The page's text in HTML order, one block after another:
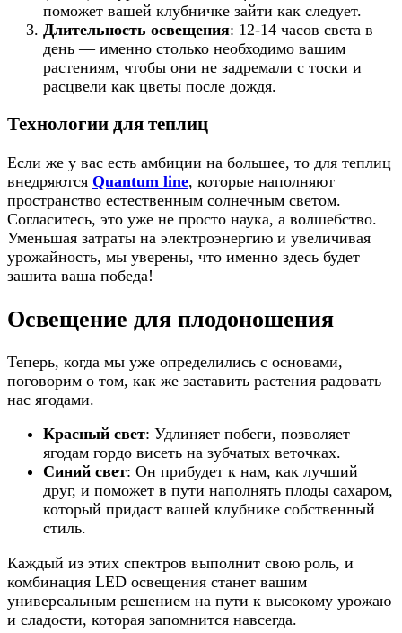
поможет вашей клубничке зайти как следует.
Длительность освещения: 12-14 часов света в
день — именно столько необходимо вашим
растениям, чтобы они не задремали с тоски и
расцвели как цветы после дождя.
Технологии для теплиц
Если же у вас есть амбиции на большее, то для теплиц
внедряются Quantum line, которые наполняют
пространство естественным солнечным светом.
Согласитесь, это уже не просто наука, а волшебство.
Уменьшая затраты на электроэнергию и увеличивая
урожайность, мы уверены, что именно здесь будет
зашита ваша победа!
Освещение для плодоношения
Теперь, когда мы уже определились с основами,
поговорим о том, как же заставить растения радовать
нас ягодами.
Красный свет: Удлиняет побеги, позволяет
ягодам гордо висеть на зубчатых веточках.
Синий свет: Он прибудет к нам, как лучший
друг, и поможет в пути наполнять плоды сахаром,
который придаст вашей клубнике собственный
стиль.
Каждый из этих спектров выполнит свою роль, и
комбинация LED освещения станет вашим
универсальным решением на пути к высокому урожаю
и сладости, которая запомнится навсегда.